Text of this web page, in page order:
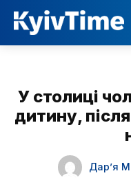
У столиці
дитину,
Дарʼя